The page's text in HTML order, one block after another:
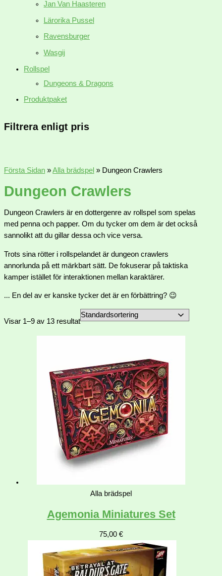
Jan Van Haasteren
Lärorika Pussel
Ravensburger
Wasgij
Rollspel
Dungeons & Dragons
Produktpaket
Filtrera enligt pris
Första Sidan »Alla brädspel » Dungeon Crawlers
Dungeon Crawlers
Dungeon Crawlers är en dottergenre av rollspel som spelas
med penna och papper. Om du tycker om dem är det också
sannolikt att du gillar dessa och vice versa.
Trots sina rötter i rollspelandet är dungeon crawlers
annorlunda på ett märkbart sätt. De fokuserar på taktiska
kamper istället för interaktionen mellan karaktärer.
... En del av er kanske tycker det är en förbättring? 😉
Visar 1–9 av 13 resultat
Alla brädspel
Agemonia Miniatures Set
75,00 €